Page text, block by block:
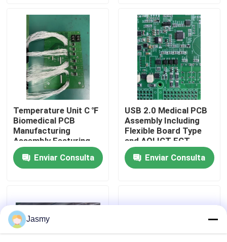
Sobre nosotros
Visita a la fábrica
Control de Calidad
Contacto
noticias
Solicitar una cotización
pcba del ccsme
Temperature Unit C ℉
Biomedical PCB
Manufacturing
Assembly Featuring
Black Silkscreen Color
Ensuring Precision
and Durability
Enviar Consulta
USB 2.0 Medical PCB
Assembly Including
Flexible Board Type
and AOI ICT FCT
Testing for Medical
Electronics
Applications
Enviar Consulta
Jasmy